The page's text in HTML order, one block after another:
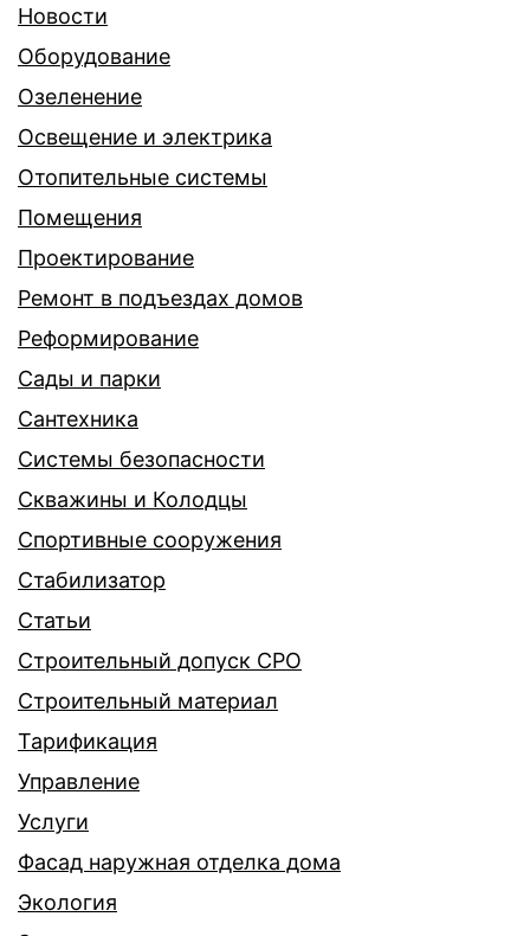
Новости
Оборудование
Озеленение
Освещение и электрика
Отопительные системы
Помещения
Проектирование
Ремонт в подъездах домов
Реформирование
Сады и парки
Сантехника
Системы безопасности
Скважины и Колодцы
Спортивные сооружения
Стабилизатор
Статьи
Строительный допуск СРО
Строительный материал
Тарификация
Управление
Услуги
Фасад наружная отделка дома
Экология